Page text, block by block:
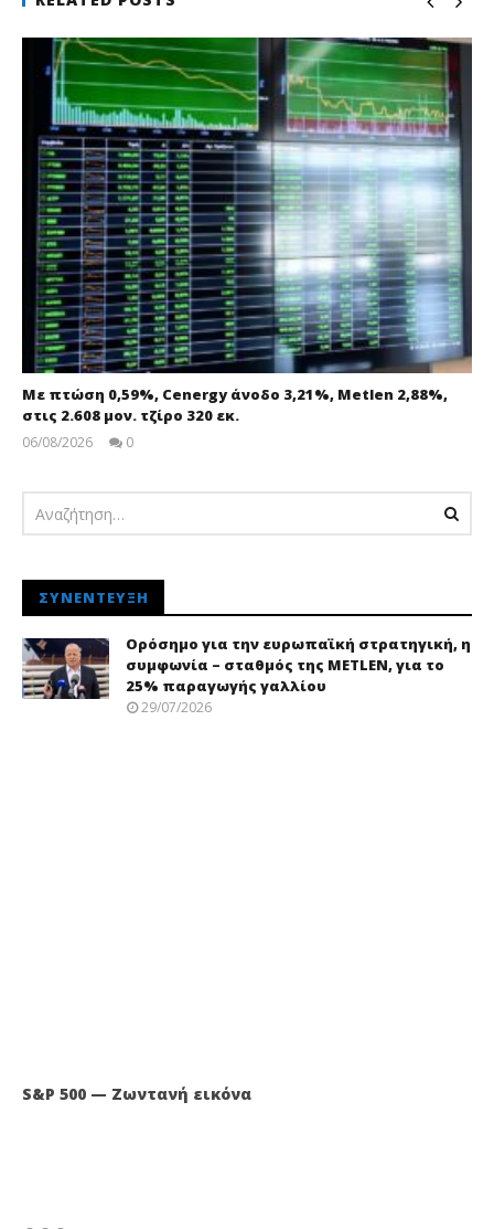
Με πτώση 0,59%, Cenergy άνοδο 3,21%, Metlen 2,88%,
στις 2.608 μον. τζίρο 320 εκ.
06/08/2026
0
ΣΥΝΈΝΤΕΥΞΗ
Ορόσημο για την ευρωπαϊκή στρατηγική, η
συμφωνία – σταθμός της METLEN, για το
25% παραγωγής γαλλίου
29/07/2026
S&P 500 — Ζωντανή εικόνα